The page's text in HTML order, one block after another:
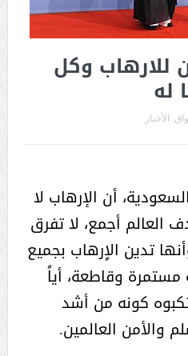
للارهاب وكل
له
الأخبار
أن الإرهاب لا
العالم أجمع، لا تفرق
تدين الاٍرهاب بجميع
وقاطعة، أياً
كونه من أشد
والأمن العالمين.